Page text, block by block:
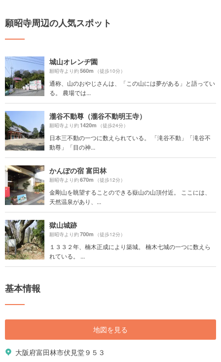
願昭寺周辺の人気スポット
城山オレンヂ園
願昭寺より約560m （徒歩10分）
通称、山のおやじさんは、「この山には夢がある」と語ってい
る。 農場では...
瀧谷不動尊（瀧谷不動明王寺）
願昭寺より約1420m （徒歩24分）
日本三不動の一つに数えられている。 「滝谷不動」「滝谷不
動尊」「目の神...
かんぽの宿 富田林
願昭寺より約670m （徒歩12分）
金剛山を眺望することのできる嶽山の山頂付近。 ここには、
天然温泉があり、...
獄山城跡
願昭寺より約700m （徒歩12分）
１３３２年、楠木正成により築城。 楠木七城の一つに数えら
れている。 ...
基本情報
地図を見る
大阪府富田林市伏見堂９５３